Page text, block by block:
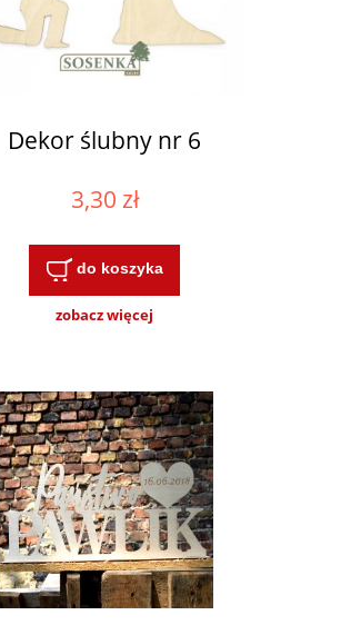
Dekor ślubny nr 6
3,30 zł
do koszyka
zobacz więcej